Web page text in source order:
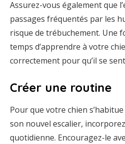
Assurez-vous également que
passages fréquentés par les
risque de trébuchement. Une
temps d’apprendre à votre
correctement pour qu’il se
Créer une routine
Pour que votre chien
son nouvel escalier,
quotidienne. Encouragez-le